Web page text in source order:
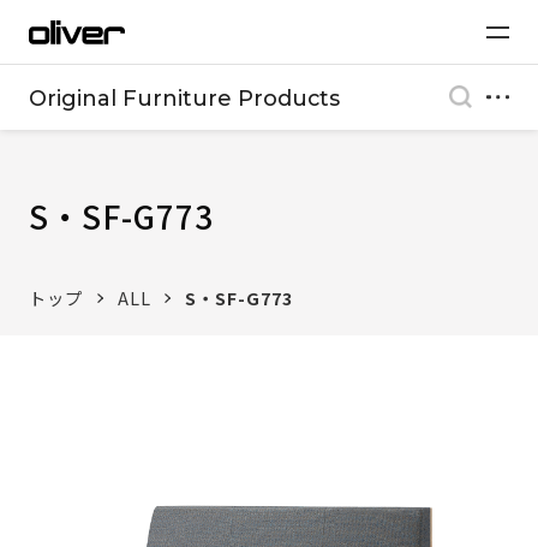
Original Furniture Products
S・SF-G773
トップ ALL S・SF-G773